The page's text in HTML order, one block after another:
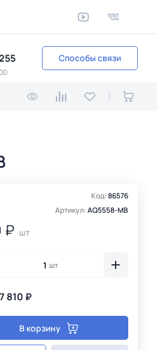
Способы связи
Код:86576
Артикул:AQ5558-MB
₽ шт
шт
7 810 ₽
В корзину